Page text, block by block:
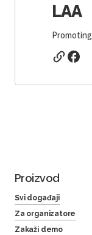
LAA
Proizvod
Svi događaji
Za organizatore
Zakaži demo